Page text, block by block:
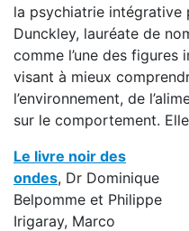
la psychiatrie intégrative
Dunckley, lauréate de
comme l’une des
visant à mieux
l’environnement, de
sur le comportement.
Le livre noir des
ondes, Dr Dominique
Belpomme et Philippe
Irigaray, Marco